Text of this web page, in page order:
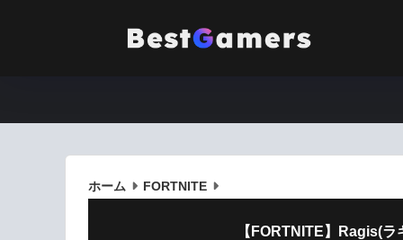
ホーム FORTNITE
【FORTNITE】Ragis(